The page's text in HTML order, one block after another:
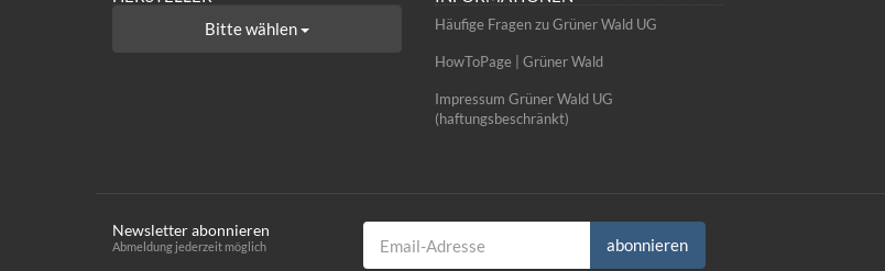
Bitte wählen
Häufige Fragen zu Grüner Wald UG
HowToPage | Grüner Wald
Impressum Grüner Wald UG
(haftungsbeschränkt)
Newsletter abonnieren
Abmeldung jederzeit möglich
Email-Adresse
abonnieren